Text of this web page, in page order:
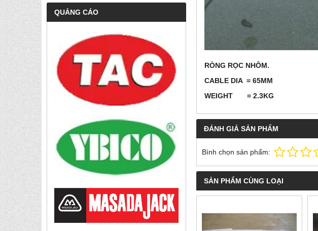
QUẢNG CÁO
RÒNG RỌC NHÔM.
CABLE DIA = 65MM
WEIGHT = 2.3KG
ĐÁNH GIÁ SẢN PHẨM
Bình chọn sản phẩm:
SẢN PHẨM CÙNG LOẠI